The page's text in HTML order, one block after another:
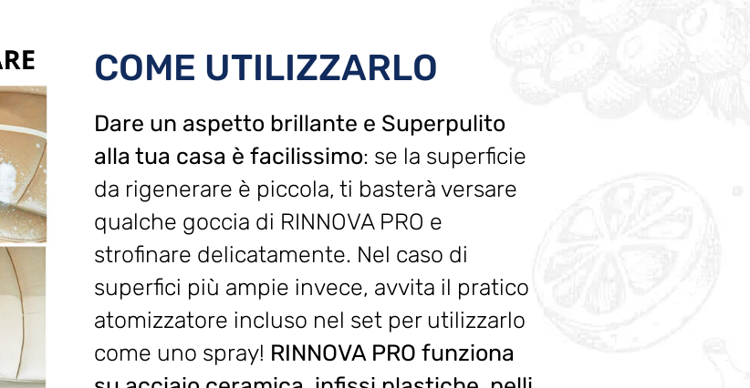
COME UTILIZZARLO
Dare un aspetto brillante e Superpulito
alla tua casa è facilissimo: se la superficie
da rigenerare è piccola, ti basterà versare
qualche goccia di RINNOVA PRO e
strofinare delicatamente. Nel caso di
superfici più ampie invece, avvita il pratico
atomizzatore incluso nel set per utilizzarlo
come uno spray! RINNOVA PRO funziona